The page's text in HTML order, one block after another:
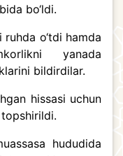
bo‘ldi.
o‘tdi hamda
yanada
bildirdilar.
hissasi uchun
hududida